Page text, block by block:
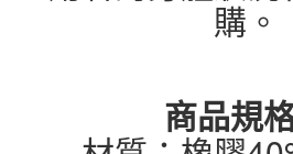
購。
商品規